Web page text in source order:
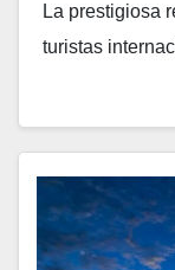
La prestigiosa
turistas